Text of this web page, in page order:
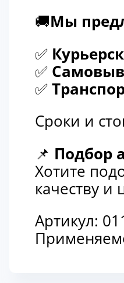
🚚Мы
✅
✅
✅
Сроки и
📌 Подбор
Хотите
качеству
Артикул: